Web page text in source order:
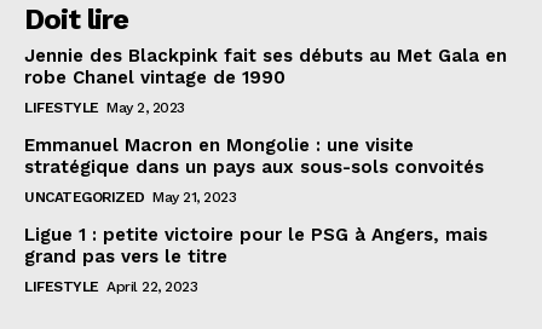
Doit lire
Jennie des Blackpink fait ses débuts au Met Gala en
robe Chanel vintage de 1990
LIFESTYLE May 2, 2023
Emmanuel Macron en Mongolie : une visite
stratégique dans un pays aux sous-sols convoités
UNCATEGORIZED May 21, 2023
Ligue 1 : petite victoire pour le PSG à Angers, mais
grand pas vers le titre
LIFESTYLE April 22, 2023